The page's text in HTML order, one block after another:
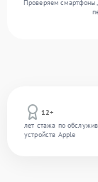
12+
лет стажа по
устройств Apple
Проверяем смартфоны,